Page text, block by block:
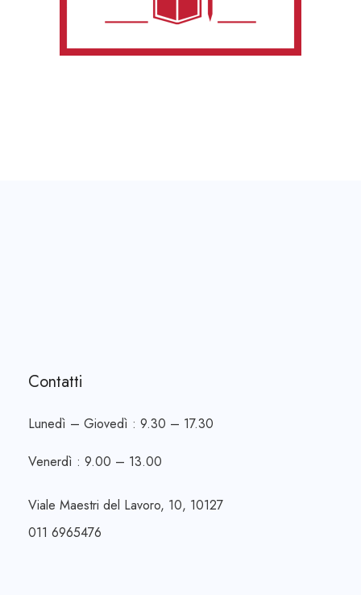
Contatti
Lunedì – Giovedì : 9.30 – 17.30
Venerdì : 9.00 – 13.00
Viale Maestri del Lavoro, 10, 10127
011 6965476